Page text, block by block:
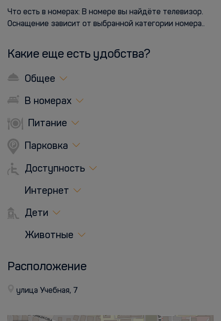
Что есть в номерах: В номере вы найдёте телевизор.
Оснащение зависит от выбранной категории номера..
Какие еще есть удобства?
Общее
В номерах
Питание
Парковка
Доступность
Интернет
Дети
Животные
Расположение
улица Учебная, 7